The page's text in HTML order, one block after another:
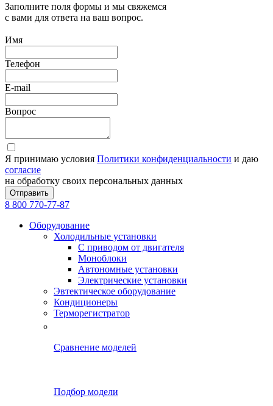
Заполните поля формы и мы свяжемся
с вами для ответа на ваш вопрос.
Имя
Телефон
E-mail
Вопрос
Я принимаю условия Политики конфиденциальности и даю
согласие
на обработку своих персональных данных
Отправить
8 800 770-77-87
Оборудование
Холодильные установки
С приводом от двигателя
Моноблоки
Автономные установки
Электрические установки
Эвтектическое оборудование
Кондиционеры
Терморегистратор
Сравнение моделей
Подбор модели